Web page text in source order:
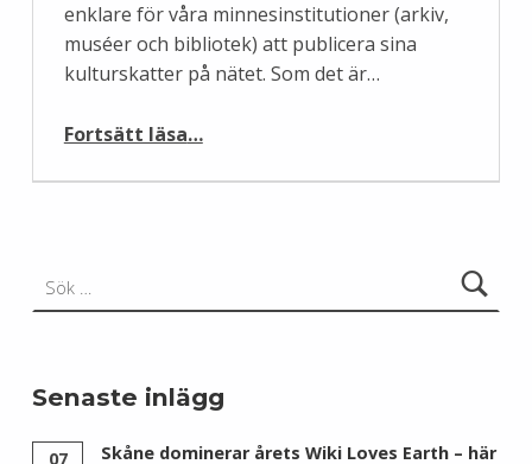
enklare för våra minnesinstitutioner (arkiv,
muséer och bibliotek) att publicera sina
kulturskatter på nätet. Som det är…
Fortsätt läsa…
Senaste inlägg
07
Skåne dominerar årets Wiki Loves Earth – här